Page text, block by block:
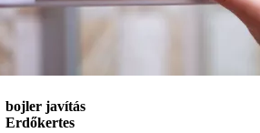
bojler javítás
Erdőkertes